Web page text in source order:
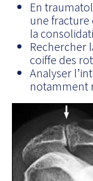
En
une fracture
la
Rechercher
coiffe des
Analyser
notamment